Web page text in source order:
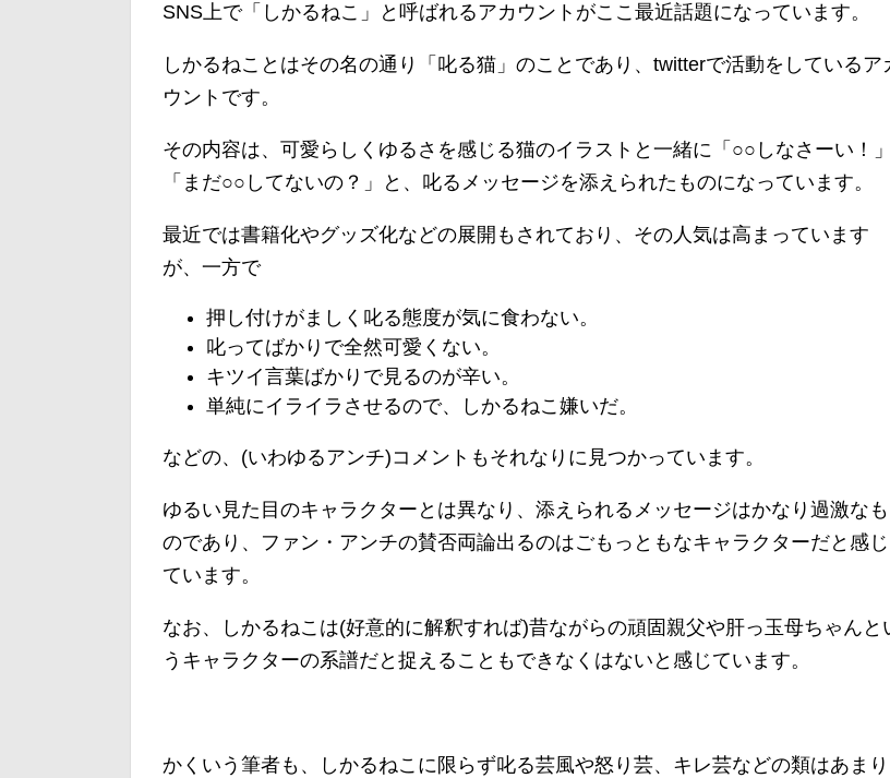
SNS上で「しかるねこ」と呼ばれるアカウントがここ最近話題になっています。
しかるねことはその名の通り「叱る猫」のことであり、twitterで活動をしているア
ウントです。
その内容は、可愛らしくゆるさを感じる猫のイラストと一緒に「○○しなさーい！」
「まだ○○してないの？」と、叱るメッセージを添えられたものになっています。
最近では書籍化やグッズ化などの展開もされており、その人気は高まっています
が、一方で
押し付けがましく叱る態度が気に食わない。
叱ってばかりで全然可愛くない。
キツイ言葉ばかりで見るのが辛い。
単純にイライラさせるので、しかるねこ嫌いだ。
などの、(いわゆるアンチ)コメントもそれなりに見つかっています。
ゆるい見た目のキャラクターとは異なり、添えられるメッセージはかなり過激なも
のであり、ファン・アンチの賛否両論出るのはごもっともなキャラクターだと感じ
ています。
なお、しかるねこは(好意的に解釈すれば)昔ながらの頑固親父や肝っ玉母ちゃんと
うキャラクターの系譜だと捉えることもできなくはないと感じています。
かくいう筆者も、しかるねこに限らず叱る芸風や怒り芸、キレ芸などの類はあまり